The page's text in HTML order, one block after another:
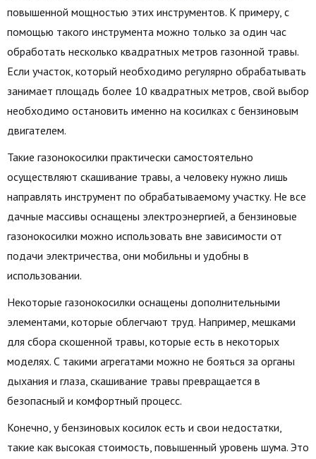
повышенной мощностью этих инструментов. К примеру, с
помощью такого инструмента можно только за один час
обработать несколько квадратных метров газонной травы.
Если участок, который необходимо регулярно обрабатывать
занимает площадь более 10 квадратных метров, свой выбор
необходимо остановить именно на косилках с бензиновым
двигателем.
Такие газонокосилки практически самостоятельно
осуществляют скашивание травы, а человеку нужно лишь
направлять инструмент по обрабатываемому участку. Не все
дачные массивы оснащены электроэнергией, а бензиновые
газонокосилки можно использовать вне зависимости от
подачи электричества, они мобильны и удобны в
использовании.
Некоторые газонокосилки оснащены дополнительными
элементами, которые облегчают труд. Например, мешками
для сбора скошенной травы, которые есть в некоторых
моделях. С такими агрегатами можно не бояться за органы
дыхания и глаза, скашивание травы превращается в
безопасный и комфортный процесс.
Конечно, у бензиновых косилок есть и свои недостатки,
такие как высокая стоимость, повышенный уровень шума. Это